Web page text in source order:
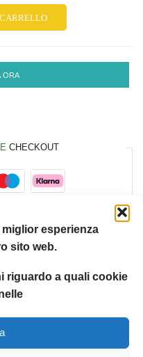
esperienza
sito web.
riguardo a quali cookie
ORA
CHECKOUT
al 100%